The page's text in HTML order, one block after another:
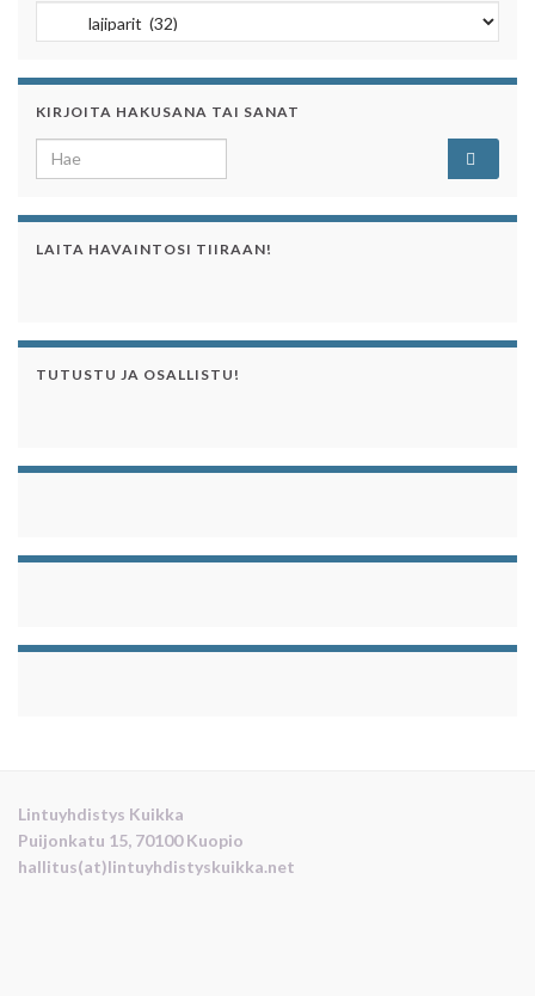
Kategoriaa klikkaamalla näet sen artikkelit
KIRJOITA HAKUSANA TAI SANAT
Search for:
LAITA HAVAINTOSI TIIRAAN!
TUTUSTU JA OSALLISTU!
Lintuyhdistys Kuikka
Puijonkatu 15, 70100 Kuopio
hallitus(at)lintuyhdistyskuikka.net